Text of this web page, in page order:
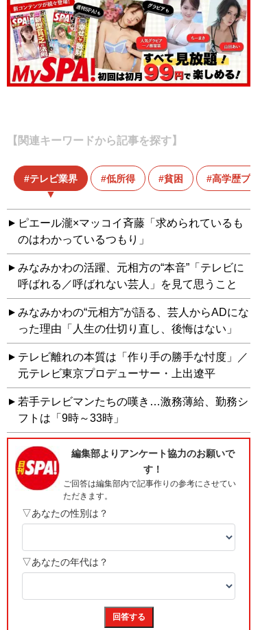
【関連キーワードから記事を探す】
テレビ業界 低所得 貧困 高学歴プア
ピエール瀧×マッコイ斉藤「求められているも
のはわかっているつもり」
みなみかわの活躍、元相方の“本音”「テレビに
呼ばれる／呼ばれない芸人」を見て思うこと
みなみかわの“元相方”が語る、芸人からADにな
った理由「人生の仕切り直し、後悔はない」
テレビ離れの本質は「作り手の勝手な忖度」／
元テレビ東京プロデューサー・上出遼平
若手テレビマンたちの嘆き…激務薄給、勤務シ
フトは「9時～33時」